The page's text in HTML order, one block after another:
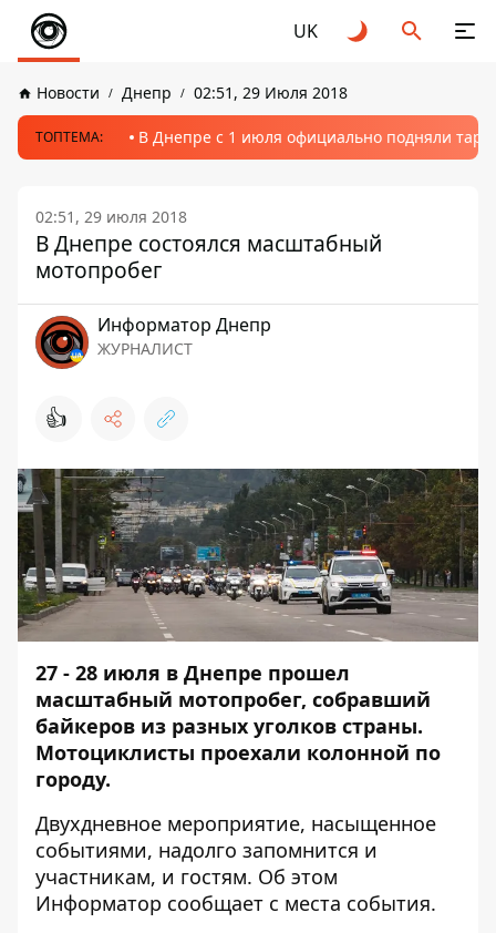
UK
Новости Днепр 02:51, 29 Июля 2018
ТОПТЕМА: В Днепре с 1 июля официально подняли
02:51, 29 июля 2018
В Днепре состоялся масштабный
мотопробег
Информатор Днепр
ЖУРНАЛИСТ
👍
27 - 28 июля в Днепре прошел
масштабный мотопробег, собравший
байкеров из разных уголков страны.
Мотоциклисты проехали колонной по
городу.
Двухдневное мероприятие, насыщенное
событиями, надолго запомнится и
участникам, и гостям. Об этом
Информатор сообщает с места события.